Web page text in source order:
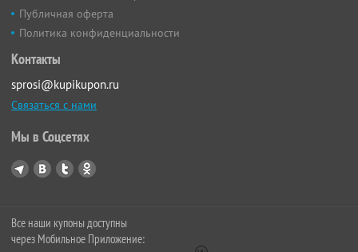
Публичная оферта
Политика конфиденциальности
Контакты
sprosi@kupikupon.ru
Связаться с нами
Мы в Соцсетях
Все наши купоны доступны
через Мобильное Приложение: